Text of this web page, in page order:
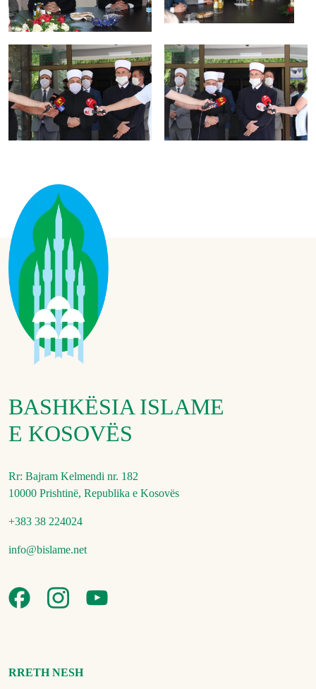
BASHKËSIA ISLAME
E KOSOVËS
Rr: Bajram Kelmendi nr. 182
10000 Prishtinë, Republika e Kosovës
+383 38 224024
info@bislame.net
RRETH NESH